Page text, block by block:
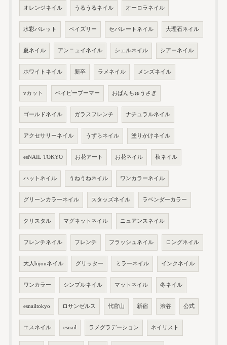
オレンジネイル うるうるネイル オーロラネイル
水彩パレット ペイズリー セパレートネイル 大理石ネイル
夏ネイル アンニュイネイル シェルネイル シアーネイル
ホワイトネイル 新卒 ラメネイル メンズネイル
vカット ベイビーブーマー おぱんちゅうさぎ
ゴールドネイル ガラスフレンチ ナチュラルネイル
アクセサリーネイル うずらネイル 塗りかけネイル
esNAIL TOKYO お花アート お花ネイル 秋ネイル
ハットネイル うねうねネイル ワンカラーネイル
グリーンカラーネイル スタッズネイル ラベンダーカラー
クリスタル マグネットネイル ニュアンスネイル
フレンチネイル フレンチ フラッシュネイル ロングネイル
大人bijouネイル グリッター ミラーネイル インクネイル
ワンカラー シンプルネイル マットネイル 冬ネイル
esnailtokyo ロサンゼルス 代官山 新宿 渋谷 公式
エスネイル esnail ラメグラデーション ネイリスト